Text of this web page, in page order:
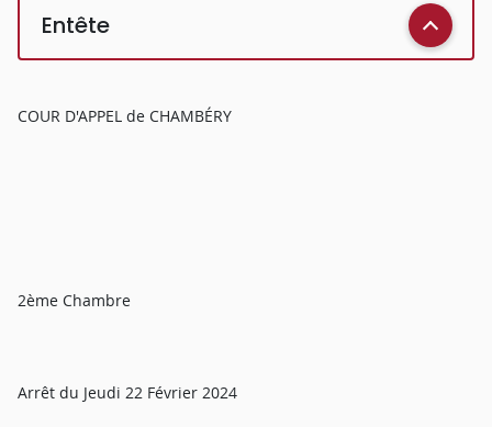
Entête
COUR D'APPEL de CHAMBÉRY
2ème Chambre
Arrêt du Jeudi 22 Février 2024